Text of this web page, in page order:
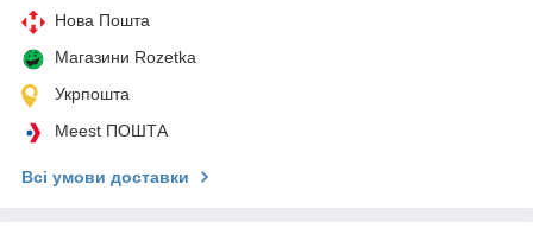
Нова Пошта
Магазини Rozetka
Укрпошта
Meest ПОШТА
Всі умови доставки